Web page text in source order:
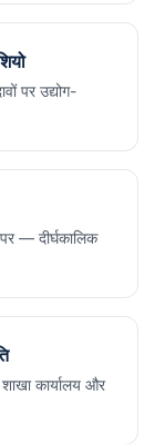
पर उद्योग-
— दीर्घकालिक
कार्यालय और